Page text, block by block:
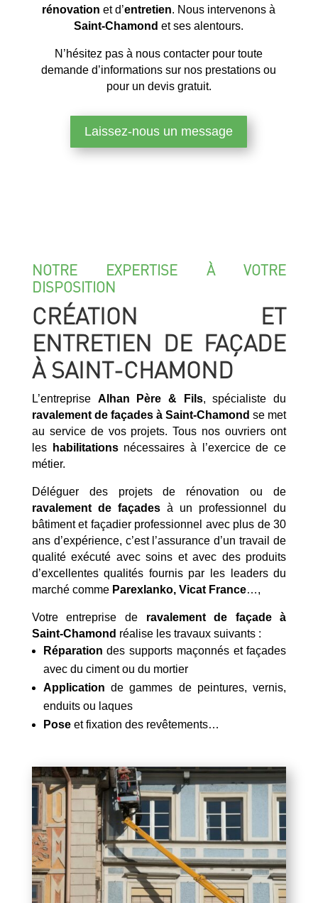
rénovation et d’entretien. Nous intervenons à
Saint-Chamond et ses alentours.
N’hésitez pas à nous contacter pour toute
demande d’informations sur nos prestations ou
pour un devis gratuit.
Laissez-nous un message
NOTRE EXPERTISE À VOTRE
DISPOSITION
CRÉATION ET
ENTRETIEN DE FAÇADE
À SAINT-CHAMOND
L’entreprise Alhan Père & Fils, spécialiste du
ravalement de façades à Saint-Chamond se met
au service de vos projets. Tous nos ouvriers ont
les
habilitationsnécessaires à l’exercice de ce
métier.
Déléguer des projets de rénovation ou de
ravalement de façadesà un professionnel du
bâtiment et façadier professionnel avec plus de 30
ans d’expérience, c’est l’assurance d’un travail de
qualité exécuté avec soins et avec des produits
d’excellentes qualités fournis par les leaders du
marché comme Parexlanko, Vicat France…,
Votre entreprise de ravalement de façade à
Saint-Chamond réalise les travaux suivants :
Réparation des supports maçonnés et façades
avec du ciment ou du mortier
Application de gammes de peintures, vernis,
enduits ou laques
Poseet fixation des revêtements…